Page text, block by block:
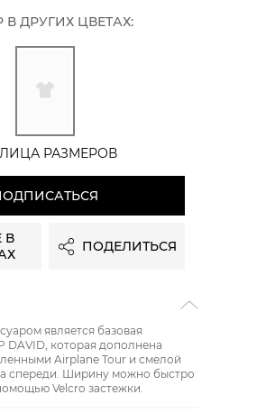
В ДРУГИХ ЦВЕТАХ:
РАЗМЕРОВ
В
ПОДЕЛИТЬСЯ
является базовая
DAVID, которая дополнена
Airplane Tour и смелой
спереди. Ширину можно быстро
Velcro застежки.